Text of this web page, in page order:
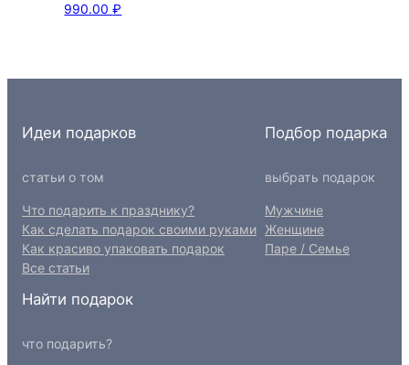
990.00₽
Идеи подарков
статьи о том
Что подарить к празднику?
Как сделать подарок своими руками
Как красиво упаковать подарок
Все статьи
Подбор подарка
выбрать подарок
Мужчине
Женщине
Паре / Семье
Найти подарок
что подарить?